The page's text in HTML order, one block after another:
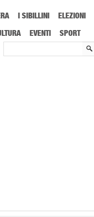
I SIBILLINI ELEZIONI
EVENTI SPORT